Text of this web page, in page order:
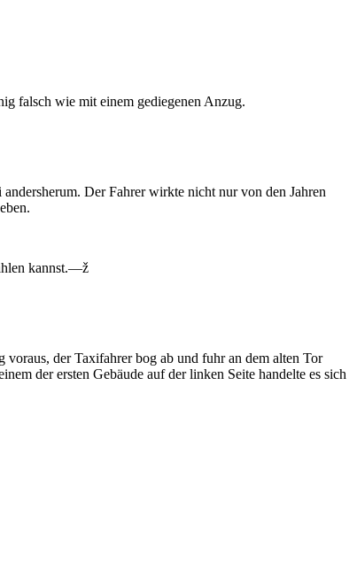
falsch wie mit einem gediegenen Anzug.
Der Fahrer wirkte nicht nur von den Jahren
kannst.—ž
der Taxifahrer bog ab und fuhr an dem alten Tor
der ersten Gebäude auf der linken Seite handelte es sich